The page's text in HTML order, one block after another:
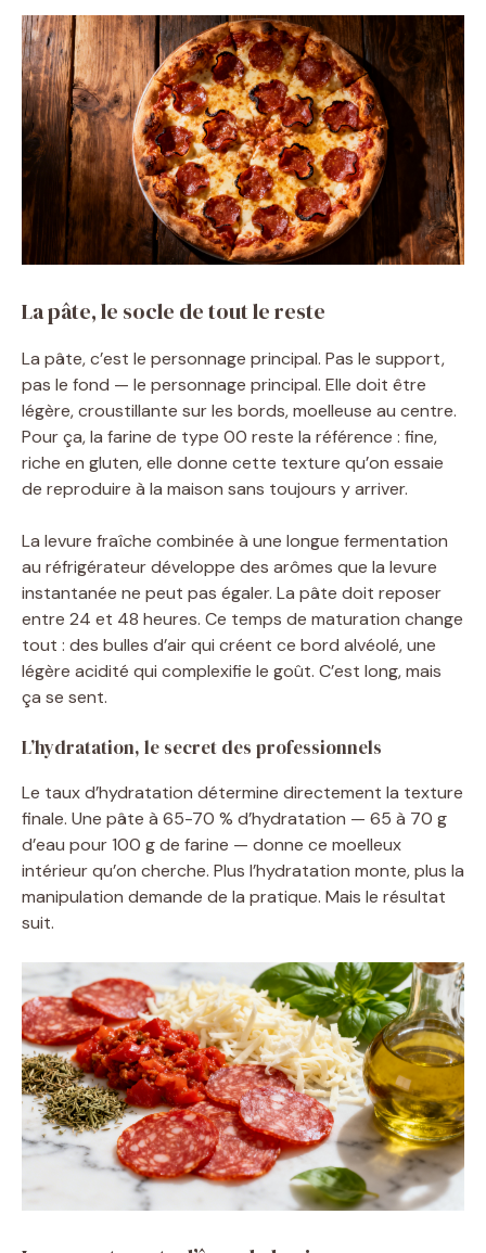
La pâte, le socle de tout le reste
La pâte, c’est le personnage principal. Pas le support,
pas le fond — le personnage principal. Elle doit être
légère, croustillante sur les bords, moelleuse au centre.
Pour ça, la farine de type 00 reste la référence : fine,
riche en gluten, elle donne cette texture qu’on essaie
de reproduire à la maison sans toujours y arriver.
La levure fraîche combinée à une longue fermentation
au réfrigérateur développe des arômes que la levure
instantanée ne peut pas égaler. La pâte doit reposer
entre 24 et 48 heures. Ce temps de maturation change
tout : des bulles d’air qui créent ce bord alvéolé, une
légère acidité qui complexifie le goût. C’est long, mais
ça se sent.
L’hydratation, le secret des professionnels
Le taux d’hydratation détermine directement la texture
finale. Une pâte à 65-70 % d’hydratation — 65 à 70 g
d’eau pour 100 g de farine — donne ce moelleux
intérieur qu’on cherche. Plus l’hydratation monte, plus la
manipulation demande de la pratique. Mais le résultat
suit.